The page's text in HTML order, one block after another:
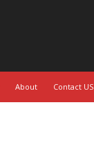
About Contact US